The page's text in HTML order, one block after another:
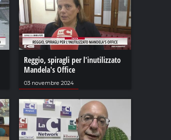
Reggio, spiragli per l'inutilizzato
Mandela's Office
03 novembre 2024